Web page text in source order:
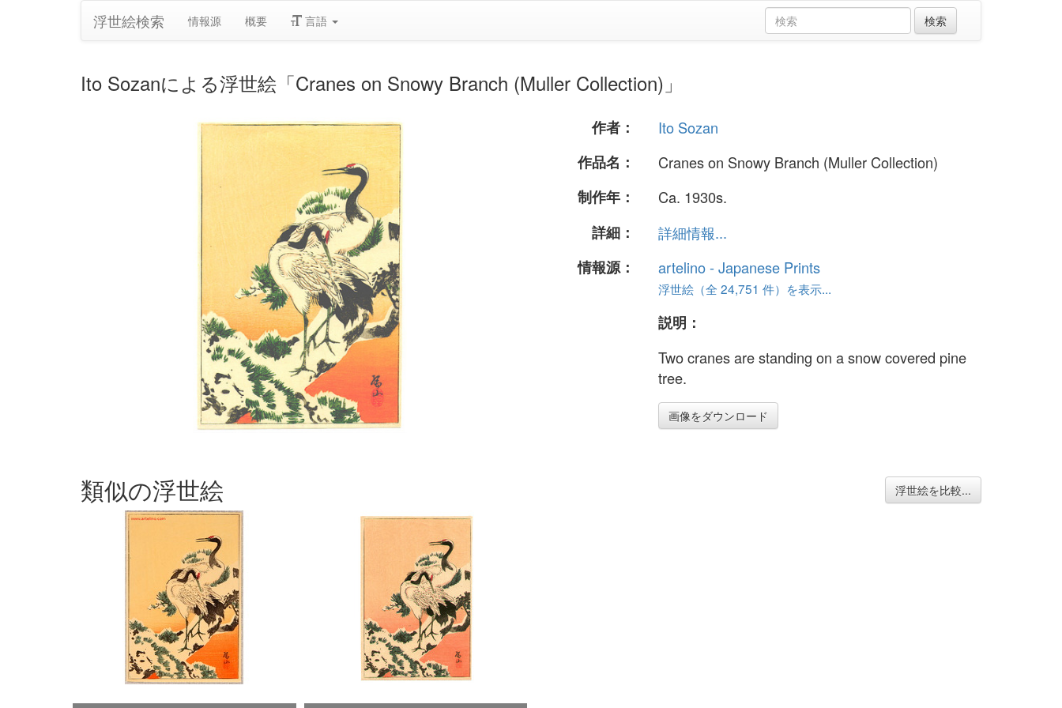
浮世絵検索 情報源 概要 言語
Ito Sozanによる浮世絵「Cranes on Snowy Branch (Muller Collection)」
作者：
Ito Sozan
作品名：
Cranes on Snowy Branch (Muller Collection)
制作年：
Ca. 1930s.
詳細：
詳細情報...
情報源：
artelino - Japanese Prints
浮世絵（全 24,751 件）を表示...
説明：
Two cranes are standing on a snow covered pine
tree.
画像をダウンロード
類似の浮世絵 浮世絵を比較...